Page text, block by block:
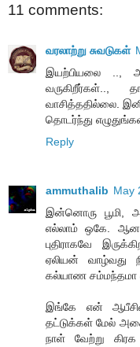
11 comments:
வரலாற்று சுவடுகள்
இயற்பியலை ..,
வருகிறீர்கள்..,
வாசித்ததில்லை.
தொடர்ந்து
Reply
ammuthalib May
இன்னொரு பூமி,
எல்லாம் ஒகே.
புதிராகவே
ஏலியன் வாழ்வது
கல்யாண சம்மந்தமா
இங்கே என்
தட்டுக்கள் மேல்
நாள் வேற்று கிரக